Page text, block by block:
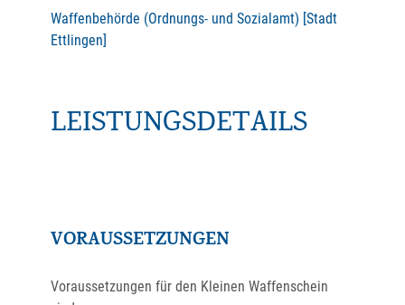
Waffenbehörde (Ordnungs- und Sozialamt) [Stadt
Ettlingen]
LEISTUNGSDETAILS
VORAUSSETZUNGEN
Voraussetzungen für den Kleinen Waffenschein